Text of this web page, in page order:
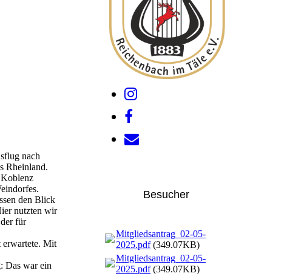
nach
Rheinland.
den Blick
nutzten wir
für
erwartete. Mit
Das war ein
Besucher
Mitgliedsantrag_02-05-
2025.pdf(349.07KB)
Mitgliedsantrag_02-05-
2025.pdf(349.07KB)